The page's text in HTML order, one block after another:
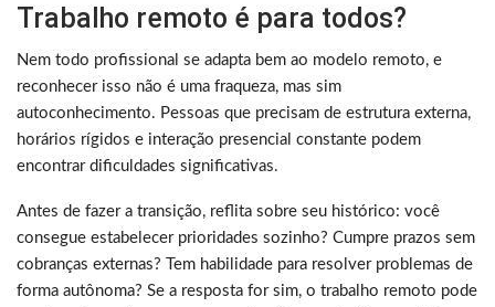
Trabalho remoto é para todos?
Nem todo profissional se adapta bem ao modelo remoto, e
reconhecer isso não é uma fraqueza, mas sim
autoconhecimento. Pessoas que precisam de estrutura externa,
horários rígidos e interação presencial constante podem
encontrar dificuldades significativas.
Antes de fazer a transição, reflita sobre seu histórico: você
consegue estabelecer prioridades sozinho? Cumpre prazos sem
cobranças externas? Tem habilidade para resolver problemas de
forma autônoma? Se a resposta for sim, o trabalho remoto pode